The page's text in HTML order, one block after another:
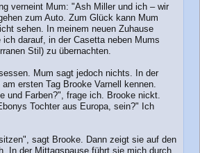
verneint Mum: "Ash Miller und ich – wir
zum Auto. Zum Glück kann Mum
sehen. In meinem neuen Zuhause
darauf, in der Casetta neben Mums
Stil) zu übernachten.
Mum sagt jedoch nichts. In der
ersten Tag Brooke Varnell kennen.
und Farben?", frage ich. Brooke nickt.
Tochter aus Europa, sein?" Ich
sagt Brooke. Dann zeigt sie auf den
In der Mittagspause führt sie mich durch